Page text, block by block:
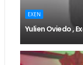
EXEN
Yulien Oviedo ,